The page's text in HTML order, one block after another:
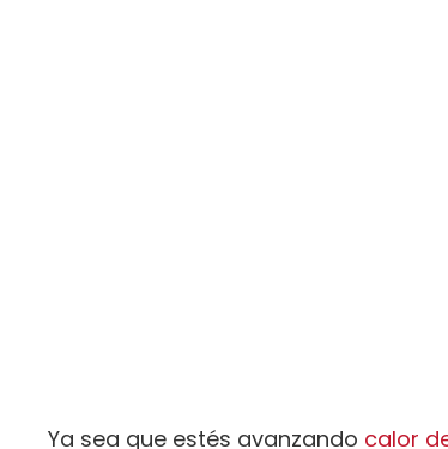
Ya sea que estés avanzando calor